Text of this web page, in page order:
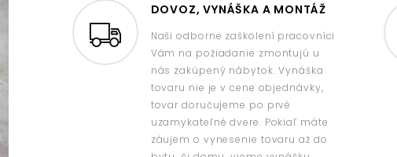
DOVOZ, VYNÁŠKA A MONTÁŽ
Naši odborne zaškolení pracovníci
Vám na požiadanie zmontujú u
nás zakúpený nábytok. Vynáška
tovaru nie je v cene objednávky,
tovar doručujeme po prvé
uzamykateľné dvere. Pokiaľ máte
záujem o vynesenie tovaru až do